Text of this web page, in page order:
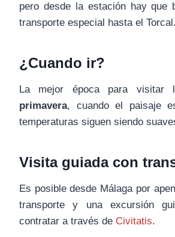
pero desde la estación hay que
transporte especial hasta el Torcal.
¿Cuando ir?
La mejor época para
primavera, cuando el paisaje
temperaturas siguen siendo
Visita guiada con
Es posible desde Málaga por
transporte y una excursión
contratar a través de Civitatis.